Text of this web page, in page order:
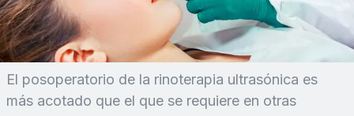
El posoperatorio de la rinoterapia ultrasónica es
más acotado que el que se requiere en otras